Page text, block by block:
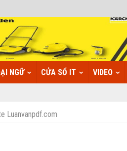
NGỮ CỬA SỔ IT VIDEO
Luanvanpdf.com